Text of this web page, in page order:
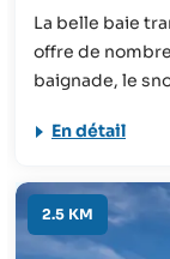
La belle baie
offre de
baignade, le
En détail
2.5 KM